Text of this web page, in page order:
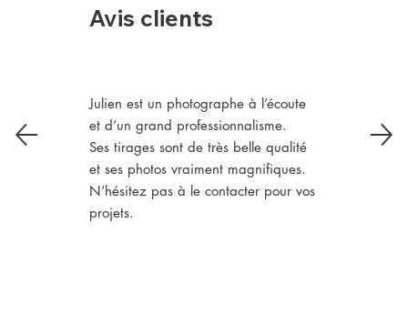
Avis clients
Julien est un photographe à l’écoute
et d’un grand professionnalisme.
Ses tirages sont de très belle qualité
et ses photos vraiment magnifiques.
N’hésitez pas à le contacter pour vos
projets.